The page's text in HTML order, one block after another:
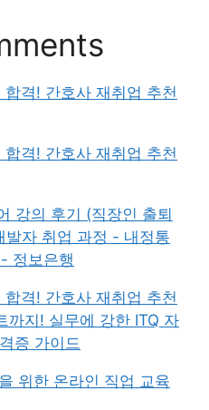
격! 간호사 재취업 추천
격! 간호사 재취업 추천
강의 후기 (직장인 출퇴
발자 취업 과정 - 내정통
정보은행
격! 간호사 재취업 추천
까지! 실무에 강한 ITQ 자
증 가이드
위한 온라인 직업 교육